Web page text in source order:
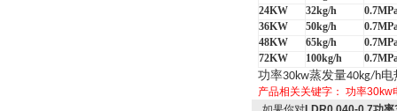
24KW
32kg/h
36KW
50kg/h
48KW
65kg/h
72KW
100kg/h
功率30kw蒸发量40kg/h电
产品相关关键字： 功率30kw